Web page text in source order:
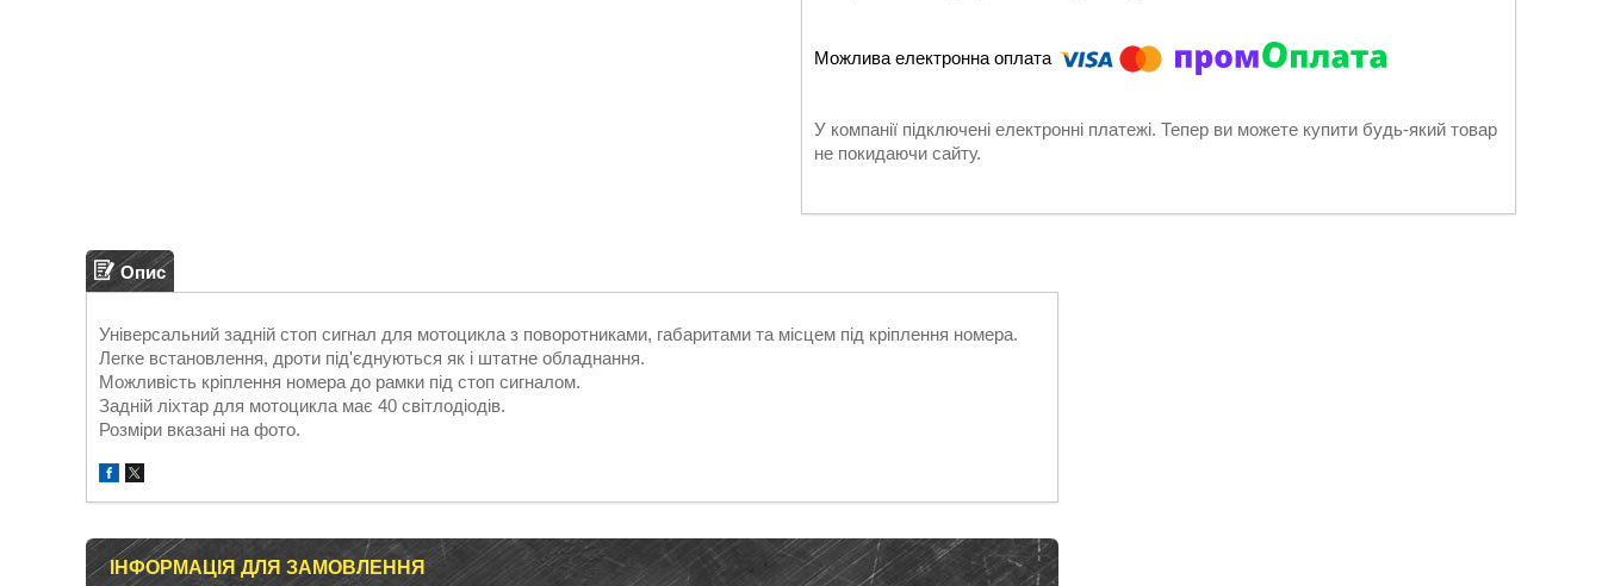
У компанії підключені електронні платежі. Тепер ви можете купити будь-який товар
не покидаючи сайту.
Опис
Універсальний задній стоп сигнал для мотоцикла з поворотниками, габаритами та місцем під кріплення номера.
Легке встановлення, дроти під'єднуються як і штатне обладнання.
Можливість кріплення номера до рамки під стоп сигналом.
Задній ліхтар для мотоцикла має 40 світлодіодів.
Розміри вказані на фото.
ІНФОРМАЦІЯ ДЛЯ ЗАМОВЛЕННЯ